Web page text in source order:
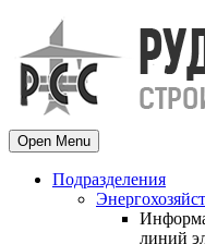
Open Menu
Подразделения
линий